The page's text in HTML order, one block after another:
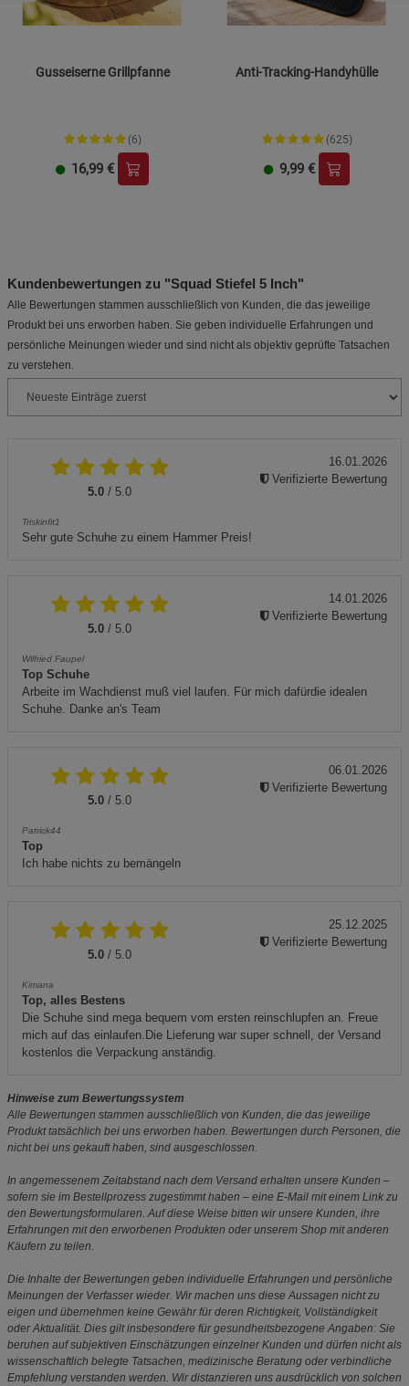
Gusseiserne Grillpfanne
(6)
16,99 €
Anti-Tracking-Handyhülle
(625)
9,99 €
Kundenbewertungen zu "Squad Stiefel 5 Inch"
Alle Bewertungen stammen ausschließlich von Kunden, die das jeweilige
Produkt bei uns erworben haben. Sie geben individuelle Erfahrungen und
persönliche Meinungen wieder und sind nicht als objektiv geprüfte Tatsachen
zu verstehen.
5.0 / 5.0
Triskinfit1
Sehr gute Schuhe zu einem Hammer Preis!
16.01.2026
Verifizierte Bewertung
5.0 / 5.0
Wilfried Faupel
Top Schuhe
Arbeite im Wachdienst muß viel laufen. Für mich dafürdie idealen
Schuhe. Danke an's Team
14.01.2026
Verifizierte Bewertung
5.0 / 5.0
Patrick44
Top
Ich habe nichts zu bemängeln
06.01.2026
Verifizierte Bewertung
5.0 / 5.0
Kimana
Top, alles Bestens
Die Schuhe sind mega bequem vom ersten reinschlupfen an. Freue
mich auf das einlaufen.Die Lieferung war super schnell, der Versand
kostenlos die Verpackung anständig.
25.12.2025
Verifizierte Bewertung
Hinweise zum Bewertungssystem
Alle Bewertungen stammen ausschließlich von Kunden, die das jeweilige
Produkt tatsächlich bei uns erworben haben. Bewertungen durch Personen, die
nicht bei uns gekauft haben, sind ausgeschlossen.
In angemessenem Zeitabstand nach dem Versand erhalten unsere Kunden –
sofern sie im Bestellprozess zugestimmt haben – eine E-Mail mit einem Link zu
den Bewertungsformularen. Auf diese Weise bitten wir unsere Kunden, ihre
Erfahrungen mit den erworbenen Produkten oder unserem Shop mit anderen
Käufern zu teilen.
Die Inhalte der Bewertungen geben individuelle Erfahrungen und persönliche
Meinungen der Verfasser wieder. Wir machen uns diese Aussagen nicht zu
eigen und übernehmen keine Gewähr für deren Richtigkeit, Vollständigkeit
oder Aktualität. Dies gilt insbesondere für gesundheitsbezogene Angaben: Sie
beruhen auf subjektiven Einschätzungen einzelner Kunden und dürfen nicht als
wissenschaftlich belegte Tatsachen, medizinische Beratung oder verbindliche
Empfehlung verstanden werden. Wir distanzieren uns ausdrücklich von solchen